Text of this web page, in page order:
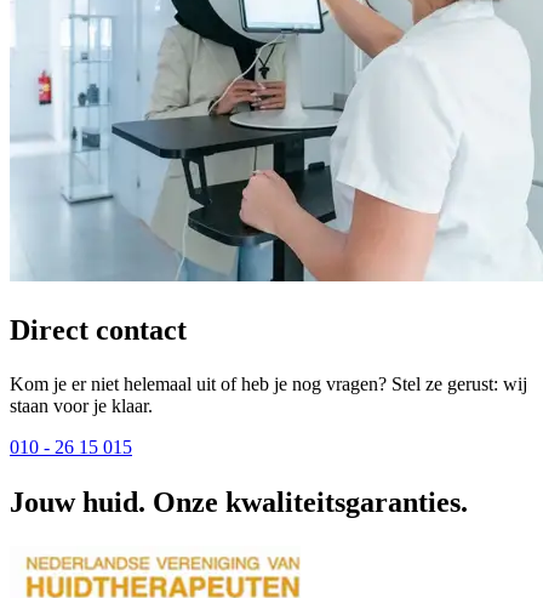
Direct contact
Kom je er niet helemaal uit of heb je nog vragen? Stel ze gerust: wij
staan voor je klaar.
010 - 26 15 015
Jouw huid. Onze kwaliteitsgaranties.